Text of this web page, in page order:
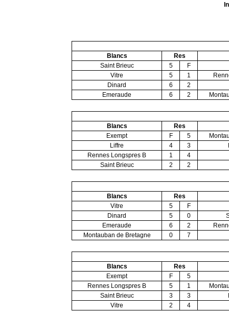
Blancs
Res
Saint Brieuc
5
F
Vitre
5 1
Dinard
6
2
Emeraude
6 2
Blancs
Res
Exempt
F 5
Liffre
4 3
Rennes Longspres B
1
4
Saint Brieuc
2 2
Blancs
Res
Vitre
5
F
Dinard
5 0
Emeraude
6 2
Montauban de Bretagne
0 7
Blancs
Res
Exempt
F
5
Rennes Longspres B
5 1
Saint Brieuc
3 3
Vitre
2 4